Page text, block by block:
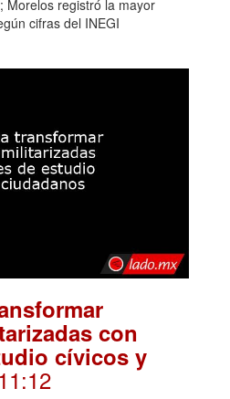
Morelos registró la mayor
cifras del INEGI
con
cívicos y